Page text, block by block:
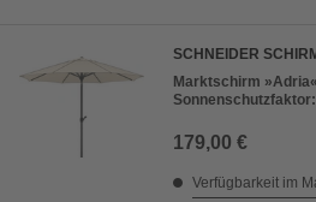
SCHNEIDER
Marktschirm
179,00 €
Verfügbarkeit im